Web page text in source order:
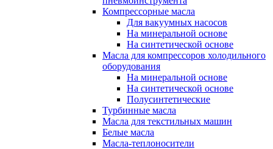
Компрессорные масла
Для вакуумных насосов
На минеральной основе
На синтетической основе
Масла для компрессоров холодильного
оборудования
На минеральной основе
На синтетической основе
Полусинтетические
Турбинные масла
Масла для текстильных машин
Белые масла
Масла-теплоносители